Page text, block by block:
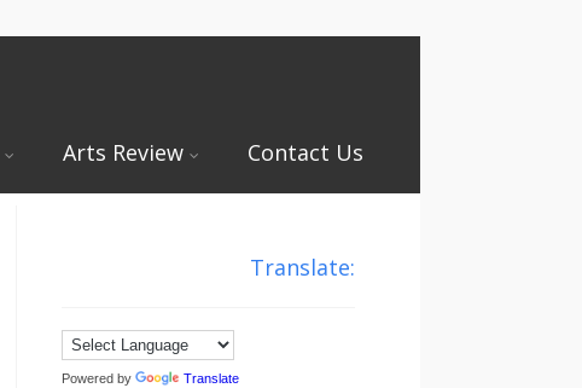
Arts Review Contact Us
Translate:
Powered by Translate